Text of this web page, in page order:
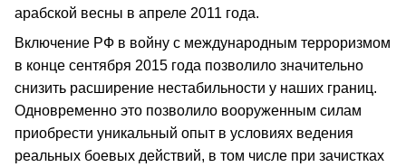
арабской весны в апреле 2011 года.
Включение РФ в войну с международным терроризмом
в конце сентября 2015 года позволило значительно
снизить расширение нестабильности у наших границ.
Одновременно это позволило вооруженным силам
приобрести уникальный опыт в условиях ведения
реальных боевых действий, в том числе при зачистках